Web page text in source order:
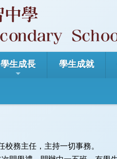
學生成長 學生成就